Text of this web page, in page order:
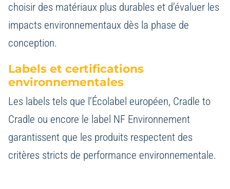
choisir des matériaux plus durables et d’évaluer les
impacts environnementaux dès la phase de
conception.
Labels et certifications
environnementales
Les labels tels que l’Écolabel européen, Cradle to
Cradle ou encore le label NF Environnement
garantissent que les produits respectent des
critères stricts de performance environnementale.